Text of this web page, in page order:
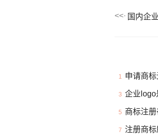
国内企
1 申请商
3 企业logo
5 商标注
7 注册商